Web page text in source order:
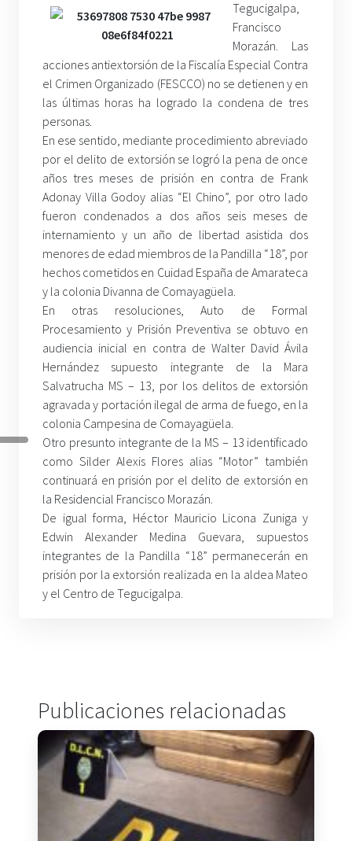
Tegucigalpa,
Francisco
Morazán. Las
acciones antiextorsión de la Fiscalía Especial Contra
el Crimen Organizado (FESCCO) no se detienen y en
las últimas horas ha logrado la condena de tres
personas.
En ese sentido, mediante procedimiento abreviado
por el delito de extorsión se logró la pena de once
años tres meses de prisión en contra de Frank
Adonay Villa Godoy alias “El Chino”, por otro lado
fueron condenados a dos años seis meses de
internamiento y un año de libertad asistida dos
menores de edad miembros de la Pandilla “18”, por
hechos cometidos en Cuidad España de Amarateca
y la colonia Divanna de Comayagüela.
En otras resoluciones, Auto de Formal
Procesamiento y Prisión Preventiva se obtuvo en
audiencia inicial en contra de Walter David Ávila
Hernández supuesto integrante de la Mara
Salvatrucha MS – 13, por los delitos de extorsión
agravada y portación ilegal de arma de fuego, en la
colonia Campesina de Comayagüela.
Otro presunto integrante de la MS – 13 identificado
como Silder Alexis Flores alias “Motor” también
continuará en prisión por el delito de extorsión en
la Residencial Francisco Morazán.
De igual forma, Héctor Mauricio Licona Zuniga y
Edwin Alexander Medina Guevara, supuestos
integrantes de la Pandilla “18” permanecerán en
prisión por la extorsión realizada en la aldea Mateo
y el Centro de Tegucigalpa.
Publicaciones relacionadas